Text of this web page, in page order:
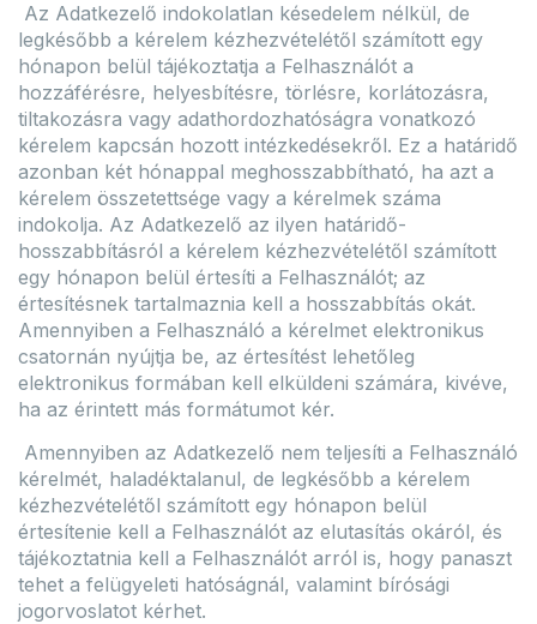
Az Adatkezelő indokolatlan késedelem nélkül, de
legkésőbb a kérelem kézhezvételétől számított egy
hónapon belül tájékoztatja a Felhasználót a
hozzáférésre, helyesbítésre, törlésre, korlátozásra,
tiltakozásra vagy adathordozhatóságra vonatkozó
kérelem kapcsán hozott intézkedésekről. Ez a határidő
azonban két hónappal meghosszabbítható, ha azt a
kérelem összetettsége vagy a kérelmek száma
indokolja. Az Adatkezelő az ilyen határidő-
hosszabbításról a kérelem kézhezvételétől számított
egy hónapon belül értesíti a Felhasználót; az
értesítésnek tartalmaznia kell a hosszabbítás okát.
Amennyiben a Felhasználó a kérelmet elektronikus
csatornán nyújtja be, az értesítést lehetőleg
elektronikus formában kell elküldeni számára, kivéve,
ha az érintett más formátumot kér.
Amennyiben az Adatkezelő nem teljesíti a Felhasználó
kérelmét, haladéktalanul, de legkésőbb a kérelem
kézhezvételétől számított egy hónapon belül
értesítenie kell a Felhasználót az elutasítás okáról, és
tájékoztatnia kell a Felhasználót arról is, hogy panaszt
tehet a felügyeleti hatóságnál, valamint bírósági
jogorvoslatot kérhet.